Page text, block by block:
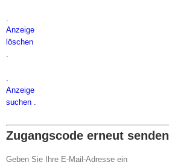
.
Anzeige
löschen
.
.
Anzeige
suchen .
Zugangscode erneut senden
Geben Sie Ihre E-Mail-Adresse ein